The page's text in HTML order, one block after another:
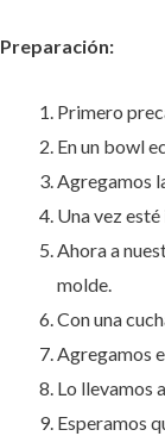
Preparación:
Primero
En un bowl
Agregamos
Una vez
Ahora a
molde.
Con una
Agregamos
Lo llevamos
Esperamos